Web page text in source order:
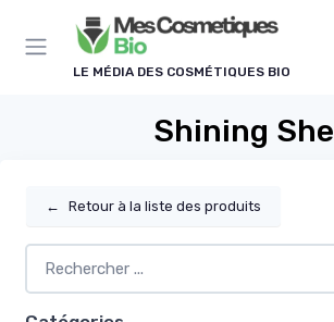
LE MÉDIA DES COSMÉTIQUES BIO
Shining She
← Retour à la liste des produits
Panneau de gestion des cookies